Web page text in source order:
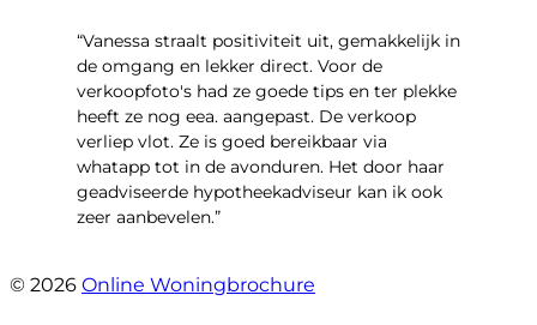
“Vanessa straalt positiviteit uit, gemakkelijk in
de omgang en lekker direct. Voor de
verkoopfoto's had ze goede tips en ter plekke
heeft ze nog eea. aangepast. De verkoop
verliep vlot. Ze is goed bereikbaar via
whatapp tot in de avonduren. Het door haar
geadviseerde hypotheekadviseur kan ik ook
zeer aanbevelen.”
© 2026 Online Woningbrochure